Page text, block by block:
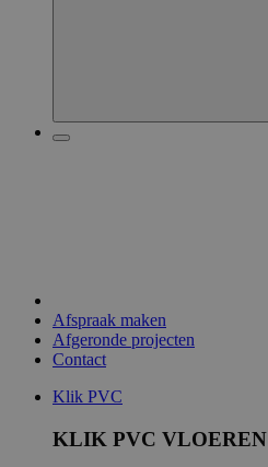
Afspraak maken
Afgeronde projecten
Contact
Klik PVC
KLIK PVC VLOEREN